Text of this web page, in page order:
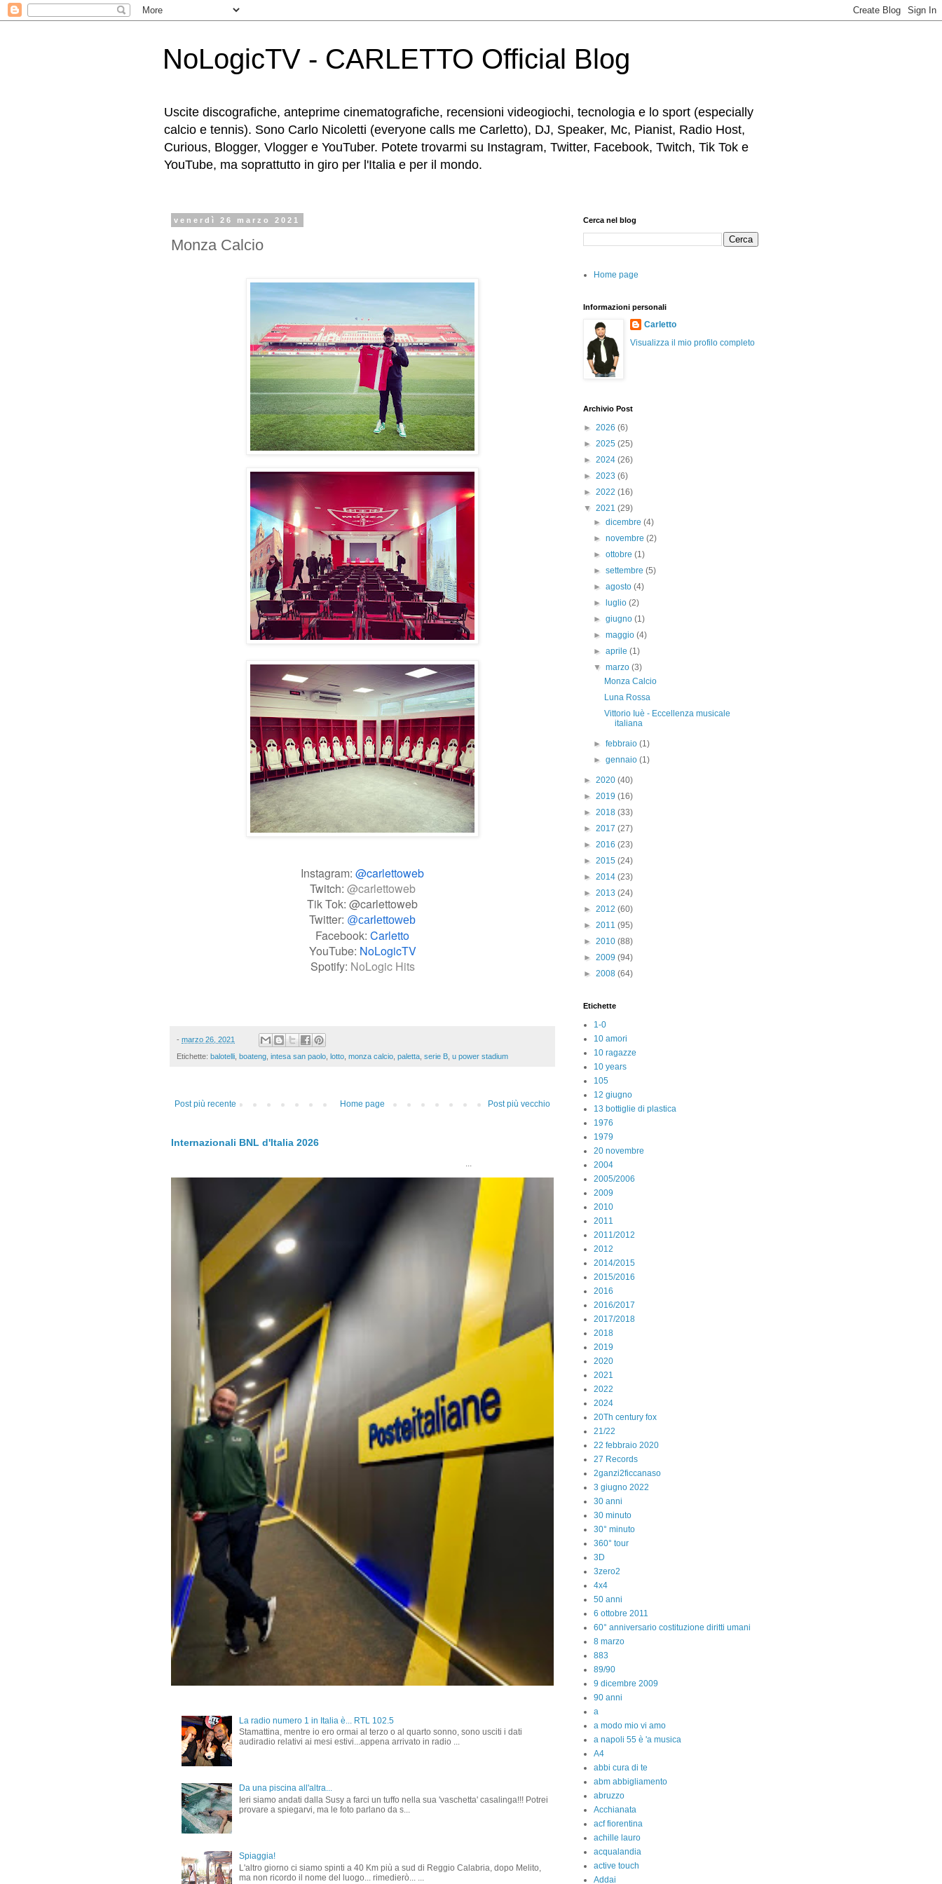
NoLogicTV - CARLETTO Official Blog
Uscite discografiche, anteprime cinematografiche, recensioni videogiochi, tecnologia e lo sport (especially
calcio e tennis). Sono Carlo Nicoletti (everyone calls me Carletto), DJ, Speaker, Mc, Pianist, Radio Host,
Curious, Blogger, Vlogger e YouTuber. Potete trovarmi su Instagram, Twitter, Facebook, Twitch, Tik Tok e
YouTube, ma soprattutto in giro per l'Italia e per il mondo.
venerdì 26 marzo 2021
Monza Calcio
Instagram: @carlettoweb
Twitch: @carlettoweb
Tik Tok: @carlettoweb
Twitter: @carlettoweb
Facebook: Carletto
YouTube: NoLogicTV
Spotify: NoLogic Hits
- marzo 26, 2021
Etichette: balotelli boateng intesa san paolo lotto monza calcio paletta serie B u power stadium
Post più recente Post più vecchio
Home page
Internazionali BNL d'Italia 2026
...
La radio numero 1 in Italia è... RTL 102.5
Stamattina, mentre io ero ormai al terzo o al quarto sonno, sono usciti i dati
audiradio relativi ai mesi estivi...appena arrivato in radio ...
Da una piscina all'altra...
Ieri siamo andati dalla Susy a farci un tuffo nella sua 'vaschetta' casalinga!!! Potrei
provare a spiegarvi, ma le foto parlano da s...
Spiaggia!
L'altro giorno ci siamo spinti a 40 Km più a sud di Reggio Calabria, dopo Melito,
ma non ricordo il nome del luogo... rimedierò... ...
Cerca nel blog
Home page
Informazioni personali
Carletto
Visualizza il mio profilo completo
Archivio Post
► 2026 (6)
► 2025 (25)
► 2024 (26)
► 2023 (6)
► 2022 (16)
▼ 2021 (29)
►dicembre(4)
►novembre(2)
►ottobre(1)
►settembre(5)
►agosto(4)
►
luglio(2)
►giugno(1)
►maggio(4)
►aprile(1)
▼marzo(3)
Monza Calcio
Luna Rossa
Vittorio Iuè - Eccellenza musicale
italiana
►febbraio(1)
►gennaio(1)
► 2020 (40)
► 2019 (16)
► 2018 (33)
► 2017 (27)
► 2016 (23)
► 2015 (24)
► 2014 (23)
► 2013 (24)
► 2012 (60)
► 2011 (95)
► 2010 (88)
► 2009 (94)
► 2008 (64)
Etichette
1-0
10 amori
10 ragazze
10 years
105
12 giugno
13 bottiglie di plastica
1976
1979
20 novembre
2004
2005/2006
2009
2010
2011
2011/2012
2012
2014/2015
2015/2016
2016
2016/2017
2017/2018
2018
2019
2020
2021
2022
2024
20Th century fox
21/22
22 febbraio 2020
27 Records
2ganzi2ficcanaso
3 giugno 2022
30 anni
30 minuto
30° minuto
360° tour
3D
3zero2
4x4
50 anni
6 ottobre 2011
60° anniversario costituzione diritti umani
8 marzo
883
89/90
9 dicembre 2009
90 anni
a
a modo mio vi amo
a napoli 55 è 'a musica
A4
abbi cura di te
abm abbigliamento
abruzzo
Acchianata
acf fiorentina
achille lauro
acqualandia
active touch
Addai